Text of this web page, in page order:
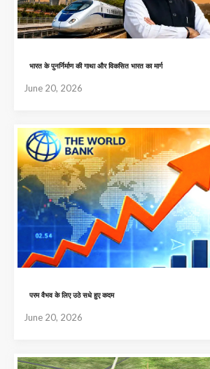
भारत के पुनर्निर्माण की गाथा और विकसित भारत का मार्ग
June 20, 2026
परम वैभव के लिए उठे सधे हुए कदम
June 20, 2026